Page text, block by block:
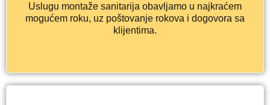
Uslugu montaže sanitarija obavljamo u najkraćem
mogućem roku, uz poštovanje rokova i dogovora sa
klijentima.